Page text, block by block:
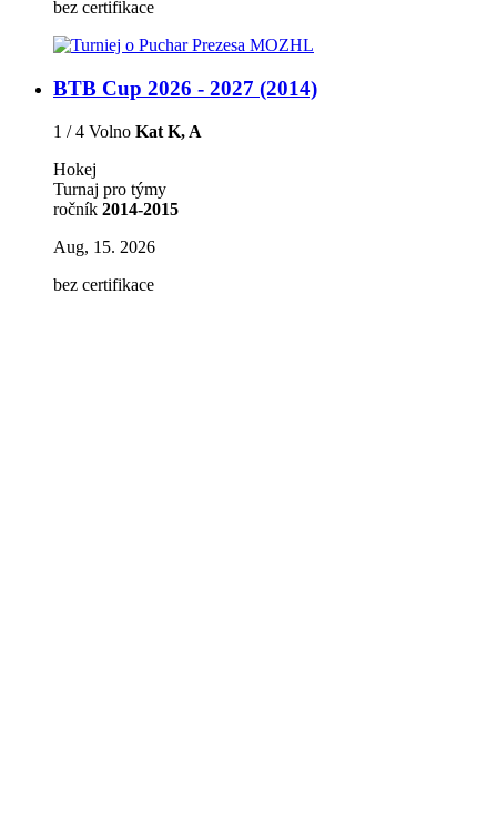
bez certifikace
BTB Cup 2026 - 2027 (2014)
1 / 4 Volno Kat K, A
Hokej
Turnaj pro týmy
ročník 2014-2015
Aug, 15. 2026
bez certifikace